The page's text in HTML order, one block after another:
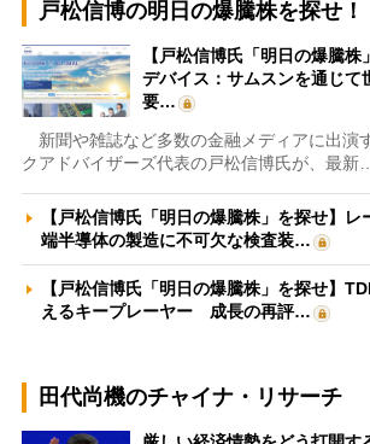
戸松信博の明日の爆騰株を探せ！
【戸松信博氏「明日の爆騰
デバイス：サムスンを通じて
要…
新聞や雑誌など多数の金融メディアに出演
クアドバイザーズ代表の戸松信博氏が、最新
【戸松信博氏「明日の爆騰株」を探せ】
端半導体の製造に不可欠な検査装…
【戸松信博氏「明日の爆騰株」を探せ】
えるキープレーヤー 成長の再評…
田代尚機のチャイナ・リサーチ